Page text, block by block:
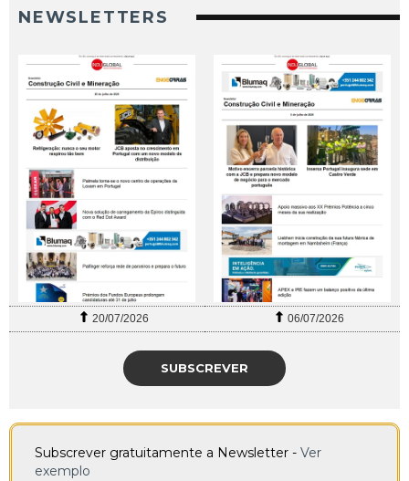
NEWSLETTERS
20/07/2026 06/07/2026
SUBSCREVER
Subscrever gratuitamente a Newsletter - Ver
exemplo